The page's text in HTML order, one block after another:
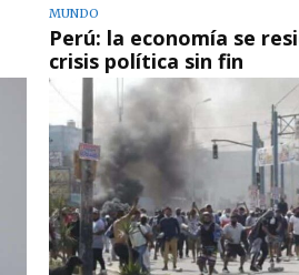
MUNDO
Perú: la economía se
crisis política sin fin